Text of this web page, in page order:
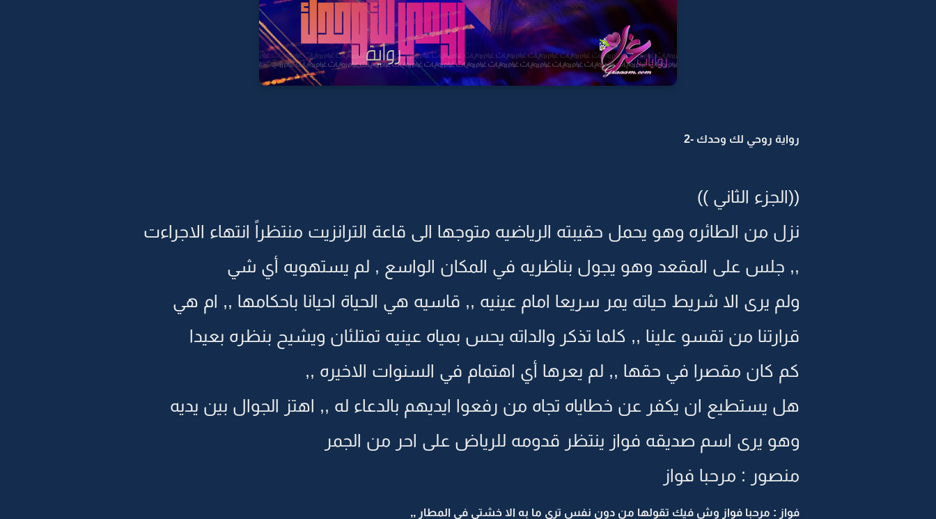
رواية روحي لك وحدك -2
((الجزء الثاني ))
نزل من الطائره وهو يحمل حقيبته الرياضيه متوجها الى قاعة الترانزيت منتظراً انتهاء الاجراءت
,, جلس على المقعد وهو يجول بناظريه في المكان الواسع , لم يستهويه أي شي
ولم يرى الا شريط حياته يمر سريعا امام عينيه ,, قاسيه هي الحياة احيانا باحكامها ,, ام هي
قرارتنا من تقسو علينا ,, كلما تذكر والداته يحس بمياه عينيه تمتلئان ويشيح بنظره بعيدا
كم كان مقصرا في حقها ,, لم يعرها أي اهتمام في السنوات الاخيره ,,
هل يستطيع ان يكفر عن خطاياه تجاه من رفعوا ايديهم بالدعاء له ,, اهتز الجوال بين يديه
وهو يرى اسم صديقه فواز ينتظر قدومه للرياض على احر من الجمر
منصور : مرحبا فواز
فواز : مرحبا فواز وش فيك تقولها من دون نفس ترى ما به الا خشتي في المطار ,,